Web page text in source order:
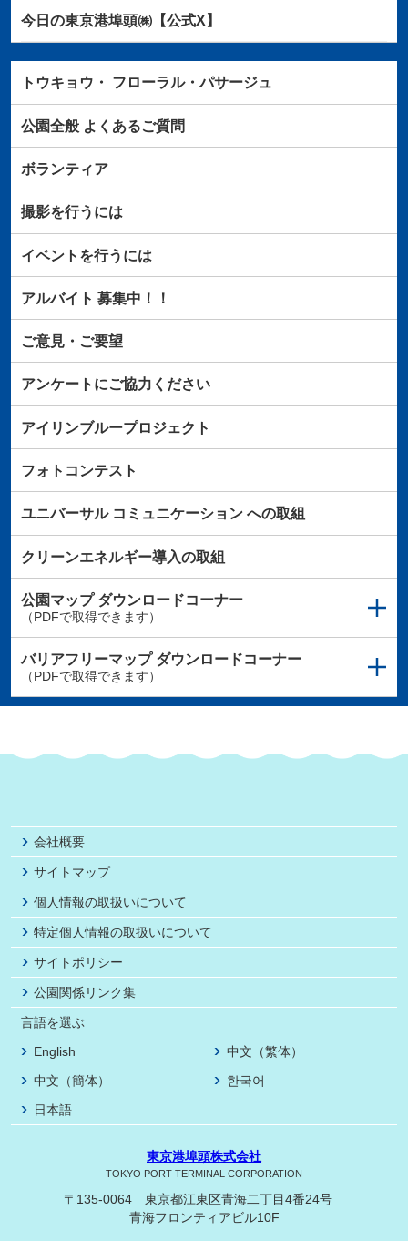
今日の東京港埠頭㈱【公式X】
トウキョウ・ フローラル・パサージュ
公園全般よくあるご質問
ボランティア
撮影を行うには
イベントを行うには
アルバイト 募集中！！
ご意見・ご要望
アンケートにご協力ください
アイリンブループロジェクト
フォトコンテスト
ユニバーサルコミュニケーションへの取組
クリーンエネルギー導入の取組
公園マップダウンロードコーナー
（PDFで取得できます）
バリアフリーマップダウンロードコーナー
（PDFで取得できます）
会社概要
サイトマップ
個人情報の取扱いについて
特定個人情報の取扱いについて
サイトポリシー
公園関係リンク集
言語を選ぶ
English
中文（繁体）
中文（簡体）
한국어
日本語
東京港埠頭株式会社
TOKYO PORT TERMINAL CORPORATION
〒135-0064 東京都江東区青海二丁目4番24号
青海フロンティアビル10F